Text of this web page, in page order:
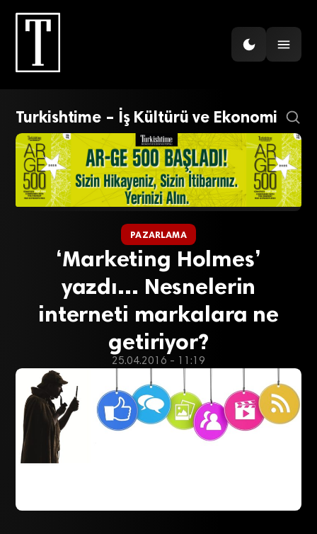
Turkishtime – İş Kültürü ve Ekonomi
PAZARLAMA
‘Marketing Holmes’
yazdı… Nesnelerin
interneti markalara ne
getiriyor?
25.04.2016 - 11:19